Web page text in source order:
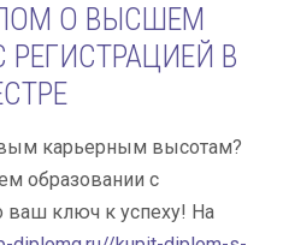
О ВЫСШЕМ
В
карьерным высотам?
образовании с
ваш ключ к успеху! На